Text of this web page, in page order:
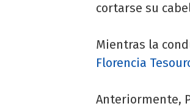
cortarse su
Mientras la
Florencia
Anteriormente,